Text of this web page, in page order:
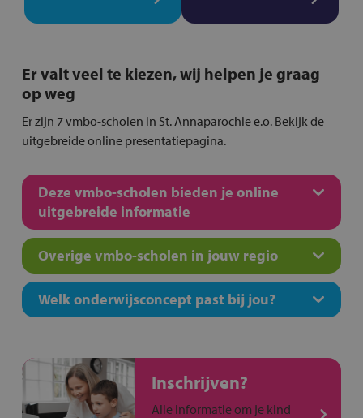
Er valt veel te kiezen, wij helpen je graag
op weg
Er zijn 7 vmbo-scholen in St. Annaparochie e.o. Bekijk de
uitgebreide online presentatiepagina.
Deze vmbo-scholen bieden je online
uitgebreide informatie
Overige vmbo-scholen in jouw regio
Welk onderwijsconcept past bij jou?
Inschrijven?
Alle informatie om je kind